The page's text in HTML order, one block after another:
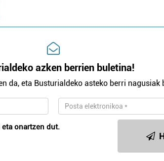
azken berrien buletina!
da, eta Busturialdeko asteko berri nagusiak
eta onartzen dut.